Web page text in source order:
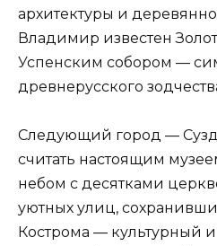
архитектуры и
Владимир известен
Успенским собором —
древнерусского
Следующий город —
считать настоящим
небом с десятками
уютных улиц,
Кострома — культурный